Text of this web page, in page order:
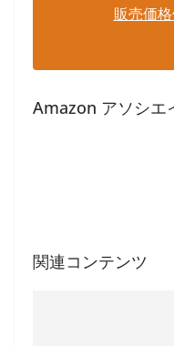
販売価
Amazon アソシエ
関連コンテンツ